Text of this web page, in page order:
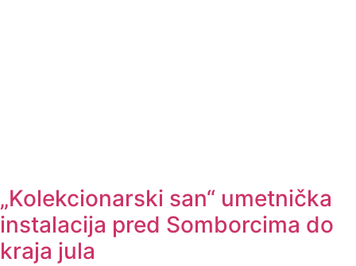
„Kolekcionarski san“ umetnička
instalacija pred Somborcima do
kraja jula